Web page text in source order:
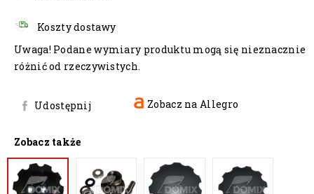
Koszty dostawy
Uwaga! Podane wymiary produktu mogą się nieznacznie
różnić od rzeczywistych.
Zobacz na Allegro
Zobacz także
Udostępnij